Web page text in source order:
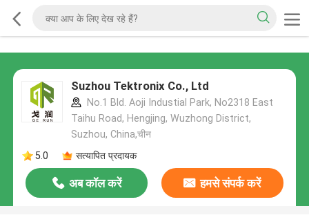
Suzhou Tektronix Co., Ltd
No.1 Bld. Aoji Industial Park, No2318 East
Taihu Road, Hengjing, Wuzhong District,
Suzhou, China,चीन
5.0
सत्यापित प्रदायक
अब कॉल करें हमसे संपर्क करें